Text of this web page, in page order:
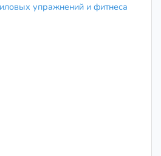
упражнений и фитнеса